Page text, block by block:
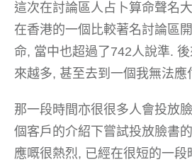
這次在討論區人占卜算命聲名
在香港的一個比較著名討論區
命, 當中也超過了742人說準.
來越多, 甚至去到一個我無法應
那一段時間亦很很多人會投放
個客戶的介紹下嘗試投放臉書
應嘅很熱烈, 已經在很短的一段